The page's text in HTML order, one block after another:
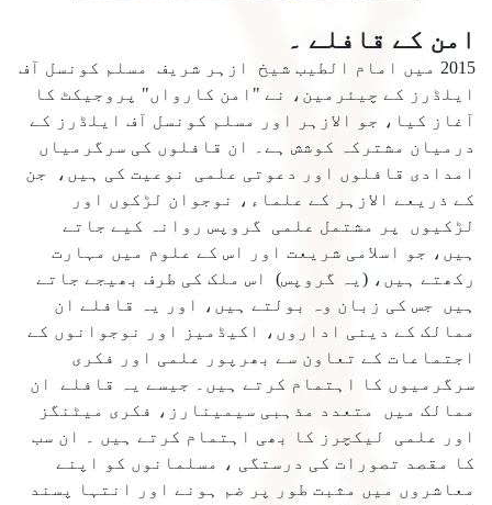
امن کے قافلے ۔
2015 میں امام الطیب شیخ ازہر شریف مسلم کونسل آف
ایلڈرز کے چیئرمین، نے "امن کارواں" پروجیکٹ کا
آغاز کیا، جو الازہر اور مسلم کونسل آف ایلڈرز کے
درمیان مشترکہ کوشش ہے۔ ان قافلوں کی سرگرمیاں
امدادی قافلوں اور دعوتی علمی نوعیت کی ہیں، جن
کے ذریعے الازہر کے علماء، نوجوان لڑکوں اور
لڑکیوں پر مشتمل علمی گروپس روانہ کیے جاتے
ہیں، جو اسلامی شریعت اور اس کے علوم میں مہارت
رکھتے ہیں، (یہ گروپس) اس ملک کی طرف بھیجے جاتے
ہیں جس کی زبان وہ بولتے ہیں، اور یہ قافلے ان
ممالک کے دینی اداروں، اکیڈمیز اور نوجوانوں کے
اجتماعات کے تعاون سے بھرپور علمی اور فکری
سرگرمیوں کا اہتمام کرتے ہیں۔ جیسے یہ قافلے ان
ممالک میں متعدد مذہبی سیمینارز، فکری میٹنگز
اور علمی لیکچرز کا بھی اہتمام کرتے ہیں ۔ ان سب
کا مقصد تصورات کی درستگی ، مسلمانوں کو اپنے
معاشروں میں مثبت طور پر ضم ہونے اور انتہا پسند